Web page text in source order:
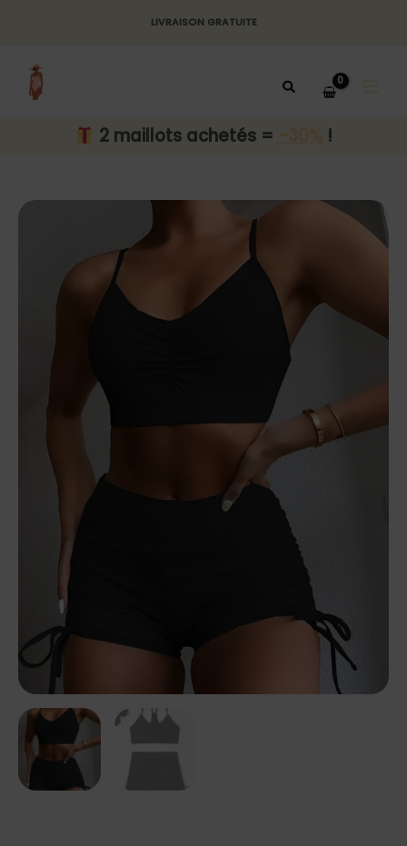
contenu
LIVRAISON GRATUITE
2 maillots achetés = !